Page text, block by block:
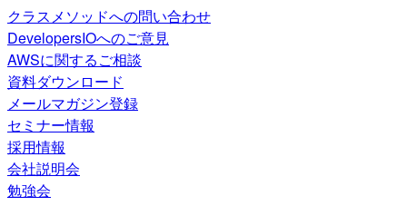
クラスメソッドへの問い合わせ
DevelopersIOへのご意見
AWSに関するご相談
資料ダウンロード
メールマガジン登録
セミナー情報
採用情報
会社説明会
勉強会